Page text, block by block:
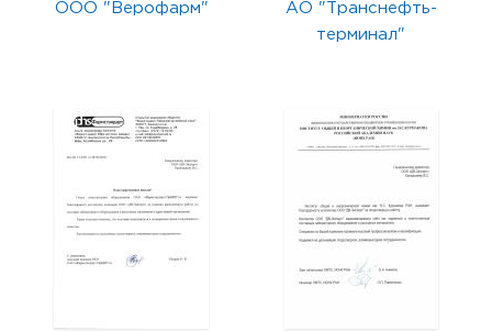
ООО "Верофарм"
АО "Транснефть-
терминал"